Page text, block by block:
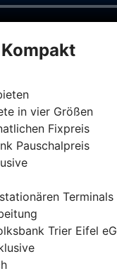
in vier Größen
Fixpreis
Pauschalpreis
Terminals
Trier Eifel eG